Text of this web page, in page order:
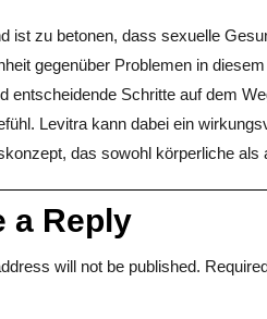
ist zu betonen, dass sexuelle
gegenüber Problemen in
entscheidende Schritte auf dem
Levitra kann dabei ein
das sowohl körperliche
a Reply
will not be published.